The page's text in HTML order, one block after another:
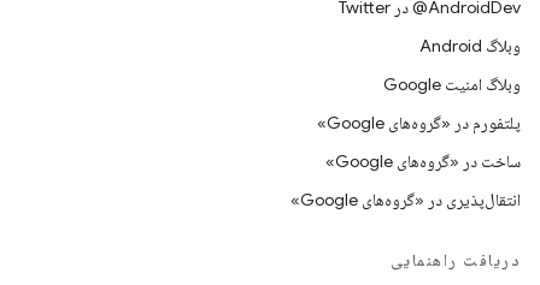
AndroidDev@ در Twitter
وبلاگ Android
وبلاگ امنیت Google
پلتفورم در «گروه‌های Google»
ساخت در «گروه‌های Google»
انتقال‌پذیری در «گروه‌های Google»
دریافت راهنمایی